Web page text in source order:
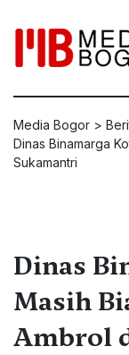
Media Bogor >
Dinas Binamarga
Sukamantri
Dinas
Masih
Ambrol